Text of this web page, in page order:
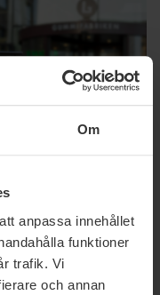
Om
anpassa innehållet
funktioner
trafik. Vi
och annan